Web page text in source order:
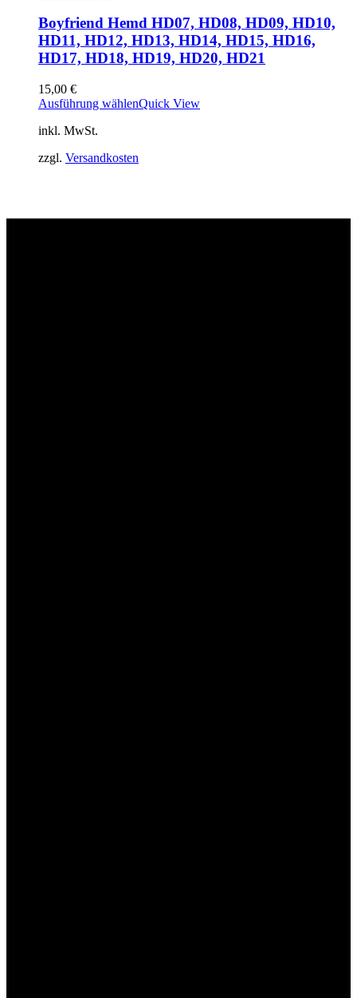
Boyfriend Hemd HD07, HD08, HD09, HD10,
HD11, HD12, HD13, HD14, HD15, HD16,
HD17, HD18, HD19, HD20, HD21
15,00 €
Ausführung wählenQuick View
inkl. MwSt.
zzgl. Versandkosten